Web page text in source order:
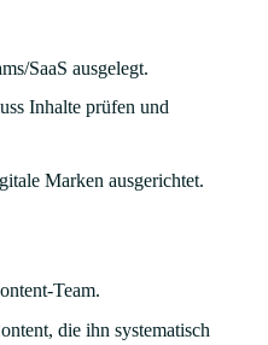
SaaS ausgelegt.
Inhalte prüfen und
Marken ausgerichtet.
Team.
die ihn systematisch